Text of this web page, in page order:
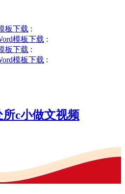
板下载 :
模板下载 :
板下载 :
模板下载 :
c小做文视频